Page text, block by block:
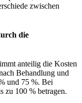
zwischen
die
anteilig die Kosten
Behandlung und
und 75 %. Bei
zu 100 % betragen.